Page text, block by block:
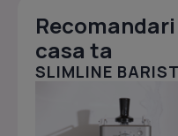
casa ta
SLIMLINE